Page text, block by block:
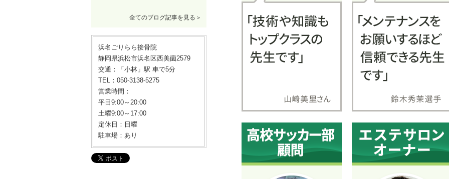
全てのブログ記事を見る＞
浜名ごりらら接骨院
静岡県浜松市浜名区西美薗2579
交通：「小林」駅 車で5分
TEL：050-3138-5275
営業時間：
平日9:00～20:00
土曜9:00～17:00
定休日：日曜
駐車場：あり